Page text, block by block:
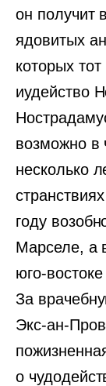
он получит
ядовитых
которых
иудейство
возможно в
несколько
году
Марселе, а
юго-
За
Экс-ан-
о